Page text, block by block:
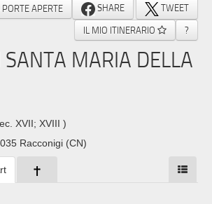
APERTE SHARE
TWEET
IL MIO ITINERARIO
?
SANTA MARIA DELLA
XVII; XVIII )
Racconigi (CN)